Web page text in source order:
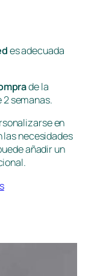
es adecuada
de la
semanas.
en
las necesidades
añadir un